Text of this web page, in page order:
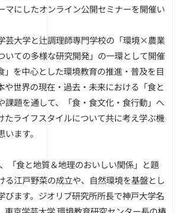
マにしたオンライン公開セミナーを開催い
芸大学と辻調理師専門学校の「環境×農業
ての多様な研究開発」の一環として開催
」を中心とした環境教育の推進・普及を目
や世界の現在・過去・未来における「食と
課題を通して、「食・食文化・食行動」へ
たライフスタイルについて共に考え学ぶ機
ます。
「食と地質＆地理のおいしい関係」と題
る江戸野菜の成立や、自然環境を基盤とし
びます。ジオリブ研究所所長で神戸大学名